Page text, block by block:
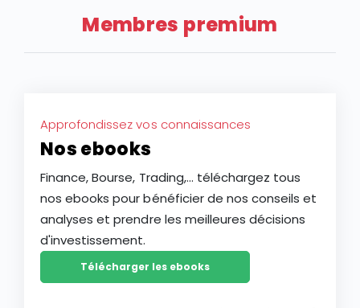
Membres premium
Approfondissez vos connaissances
Nos ebooks
Finance, Bourse, Trading,... téléchargez tous
nos ebooks pour bénéficier de nos conseils et
analyses et prendre les meilleures décisions
d'investissement.
Télécharger les ebooks